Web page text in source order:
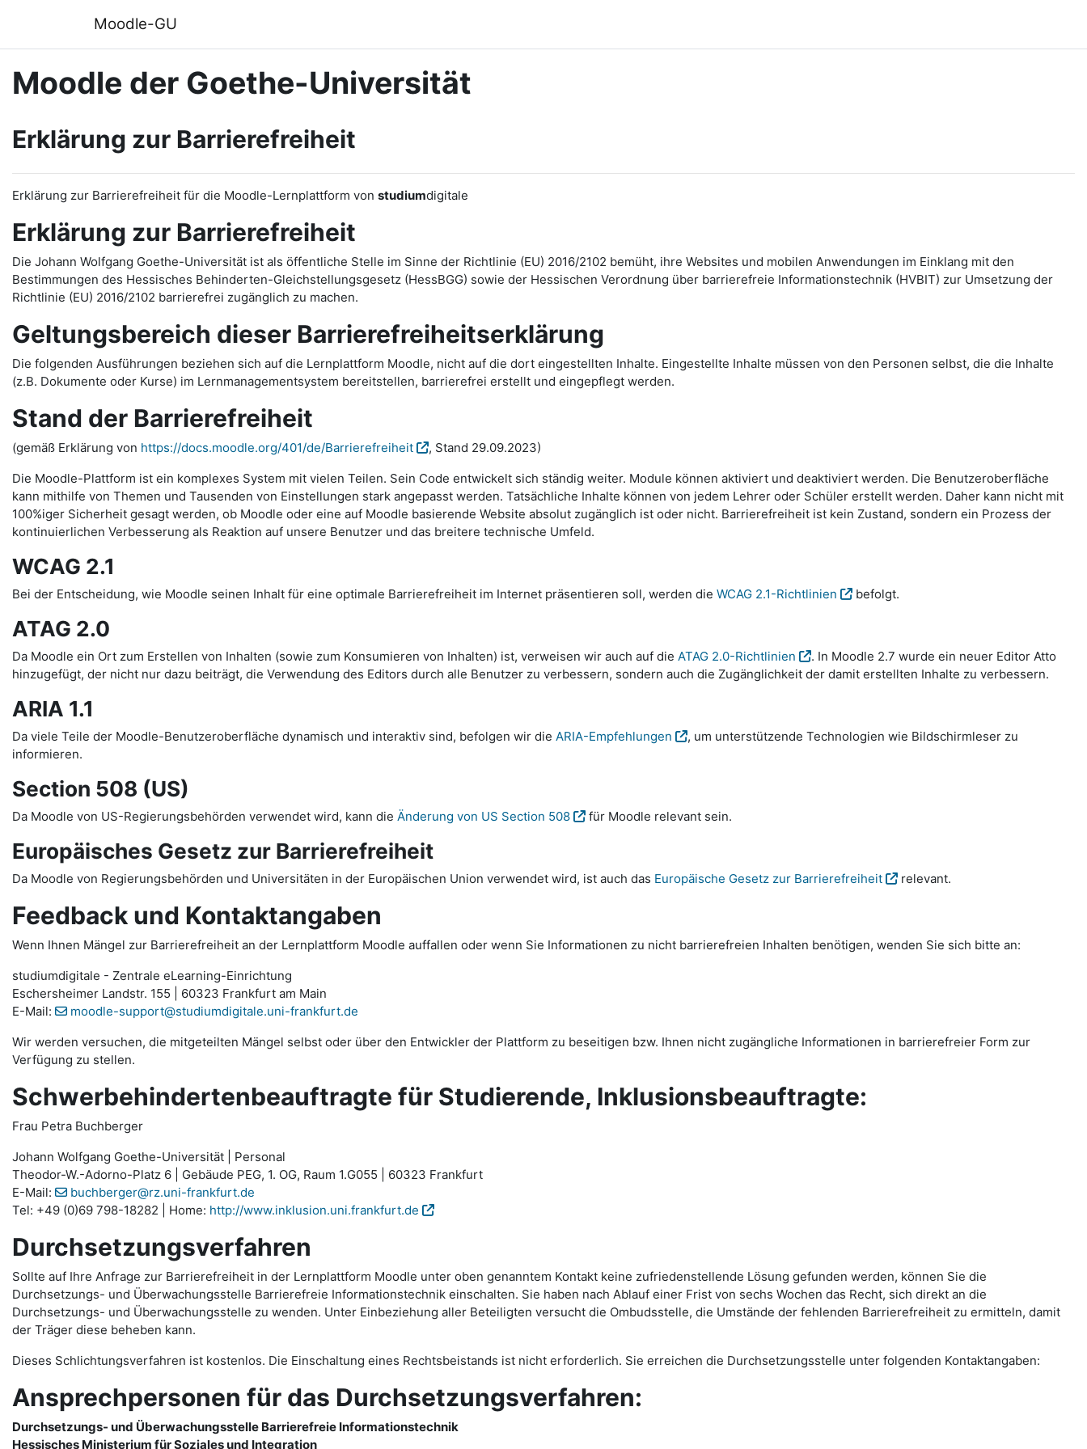
Moodle-GU
Moodle der Goethe-Universität
Erklärung zur Barrierefreiheit
Erklärung zur Barrierefreiheit für die Moodle-Lernplattform von studiumdigitale
Erklärung zur Barrierefreiheit
Die Johann Wolfgang Goethe-Universität ist als öffentliche Stelle im Sinne der Richtlinie (EU) 2016/2102 bemüht, ihre Websites und mobilen Anwendungen im Einklang mit den
Bestimmungen des Hessisches Behinderten-Gleichstellungsgesetz (HessBGG) sowie der Hessischen Verordnung über barrierefreie Informationstechnik (HVBIT) zur Umsetzung der
Richtlinie (EU) 2016/2102 barrierefrei zugänglich zu machen.
Geltungsbereich dieser Barrierefreiheitserklärung
Die folgenden Ausführungen beziehen sich auf die Lernplattform Moodle, nicht auf die dort eingestellten Inhalte. Eingestellte Inhalte müssen von den Personen selbst, die die Inhalte
(z.B. Dokumente oder Kurse) im Lernmanagementsystem bereitstellen, barrierefrei erstellt und eingepflegt werden.
Stand der Barrierefreiheit
(gemäß Erklärung von https://docs.moodle.org/401/de/Barrierefreiheit
, Stand 29.09.2023)
Die Moodle-Plattform ist ein komplexes System mit vielen Teilen. Sein Code entwickelt sich ständig weiter. Module können aktiviert und deaktiviert werden. Die Benutzeroberfläche
kann mithilfe von Themen und Tausenden von Einstellungen stark angepasst werden. Tatsächliche Inhalte können von jedem Lehrer oder Schüler erstellt werden. Daher kann nicht mit
100%iger Sicherheit gesagt werden, ob Moodle oder eine auf Moodle basierende Website absolut zugänglich ist oder nicht. Barrierefreiheit ist kein Zustand, sondern ein Prozess der
kontinuierlichen Verbesserung als Reaktion auf unsere Benutzer und das breitere technische Umfeld.
WCAG 2.1
Bei der Entscheidung, wie Moodle seinen Inhalt für eine optimale Barrierefreiheit im Internet präsentieren soll, werden die WCAG 2.1-Richtlinien befolgt.
ATAG 2.0
Da Moodle ein Ort zum Erstellen von Inhalten (sowie zum Konsumieren von Inhalten) ist, verweisen wir auch auf die ATAG 2.0-Richtlinien
. In Moodle 2.7 wurde ein neuer Editor Atto
hinzugefügt, der nicht nur dazu beiträgt, die Verwendung des Editors durch alle Benutzer zu verbessern, sondern auch die Zugänglichkeit der damit erstellten Inhalte zu verbessern.
ARIA 1.1
Da viele Teile der Moodle-Benutzeroberfläche dynamisch und interaktiv sind, befolgen wir die ARIA-Empfehlungen
, um unterstützende Technologien wie Bildschirmleser zu
informieren.
Section 508 (US)
Da Moodle von US-Regierungsbehörden verwendet wird, kann die Änderung von US Section 508 für Moodle relevant sein.
Europäisches Gesetz zur Barrierefreiheit
Da Moodle von Regierungsbehörden und Universitäten in der Europäischen Union verwendet wird, ist auch das Europäische Gesetz zur Barrierefreiheit relevant.
Feedback und Kontaktangaben
Wenn Ihnen Mängel zur Barrierefreiheit an der Lernplattform Moodle auffallen oder wenn Sie Informationen zu nicht barrierefreien Inhalten benötigen, wenden Sie sich bitte an:
studiumdigitale - Zentrale eLearning-Einrichtung
Eschersheimer Landstr. 155 | 60323 Frankfurt am Main
E-Mail:
moodle-support@studiumdigitale.uni-frankfurt.de
Wir werden versuchen, die mitgeteilten Mängel selbst oder über den Entwickler der Plattform zu beseitigen bzw. Ihnen nicht zugängliche Informationen in barrierefreier Form zur
Verfügung zu stellen.
Schwerbehindertenbeauftragte für Studierende, Inklusionsbeauftragte:
Frau Petra Buchberger
Johann Wolfgang Goethe-Universität | Personal
Theodor-W.-Adorno-Platz 6 | Gebäude PEG, 1. OG, Raum 1.G055 | 60323 Frankfurt
E-Mail:
buchberger@rz.uni-frankfurt.de
Tel: +49 (0)69 798-18282 | Home: http://www.inklusion.uni.frankfurt.de
Durchsetzungsverfahren
Sollte auf Ihre Anfrage zur Barrierefreiheit in der Lernplattform Moodle unter oben genanntem Kontakt keine zufriedenstellende Lösung gefunden werden, können Sie die
Durchsetzungs- und Überwachungsstelle Barrierefreie Informationstechnik einschalten. Sie haben nach Ablauf einer Frist von sechs Wochen das Recht, sich direkt an die
Durchsetzungs- und Überwachungsstelle zu wenden. Unter Einbeziehung aller Beteiligten versucht die Ombudsstelle, die Umstände der fehlenden Barrierefreiheit zu ermitteln, damit
der Träger diese beheben kann.
Dieses Schlichtungsverfahren ist kostenlos. Die Einschaltung eines Rechtsbeistands ist nicht erforderlich. Sie erreichen die Durchsetzungsstelle unter folgenden Kontaktangaben:
Ansprechpersonen für das Durchsetzungsverfahren:
Durchsetzungs- und Überwachungsstelle Barrierefreie Informationstechnik
Hessisches Ministerium für Soziales und Integration